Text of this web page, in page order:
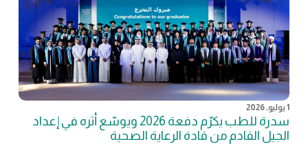
1 يوليو, 2026
سدرة للطب يكرّم دفعة 2026 ويوسّع أثره في إعداد
الجيل القادم من قادة الرعاية الصحية